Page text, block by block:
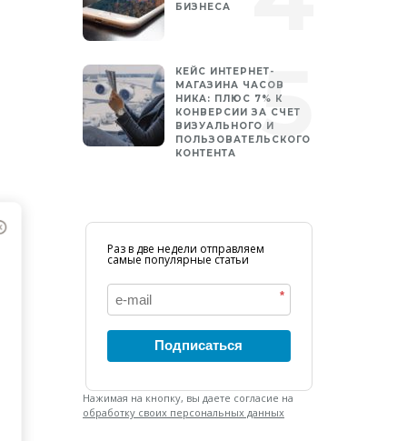
БИЗНЕСА
КЕЙС ИНТЕРНЕТ-
МАГАЗИНА ЧАСОВ
НИКА: ПЛЮС 7% К
КОНВЕРСИИ ЗА СЧЕТ
ВИЗУАЛЬНОГО И
ПОЛЬЗОВАТЕЛЬСКОГО
КОНТЕНТА
Раз в две недели отправляем
самые популярные статьи
*
Подписаться
Нажимая на кнопку, вы даете согласие на
обработку своих персональных данных